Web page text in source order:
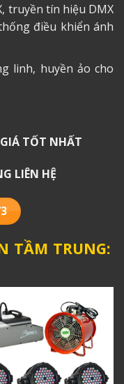
truyền tín hiệu DMX
điều khiển ánh
linh, huyền ảo cho
TỐT NHẤT
LIÊN HỆ
TẦM TRUNG: